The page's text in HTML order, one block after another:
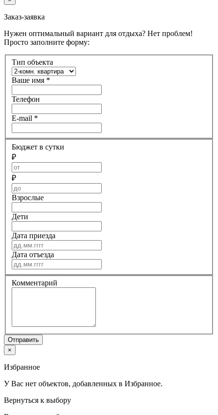
Заказ-заявка
Нужен оптимальный вариант для отдыха? Нет проблем!
Просто заполните форму:
Тип объекта
Ваше имя *
Телефон
E-mail *
Бюджет в сутки
₽
₽
Взрослые
Дети
Дата приезда
Дата отъезда
Комментарий
Отправить
×
Избранное
У Вас нет объектов, добавленных в Избранное.
Вернуться к выбору